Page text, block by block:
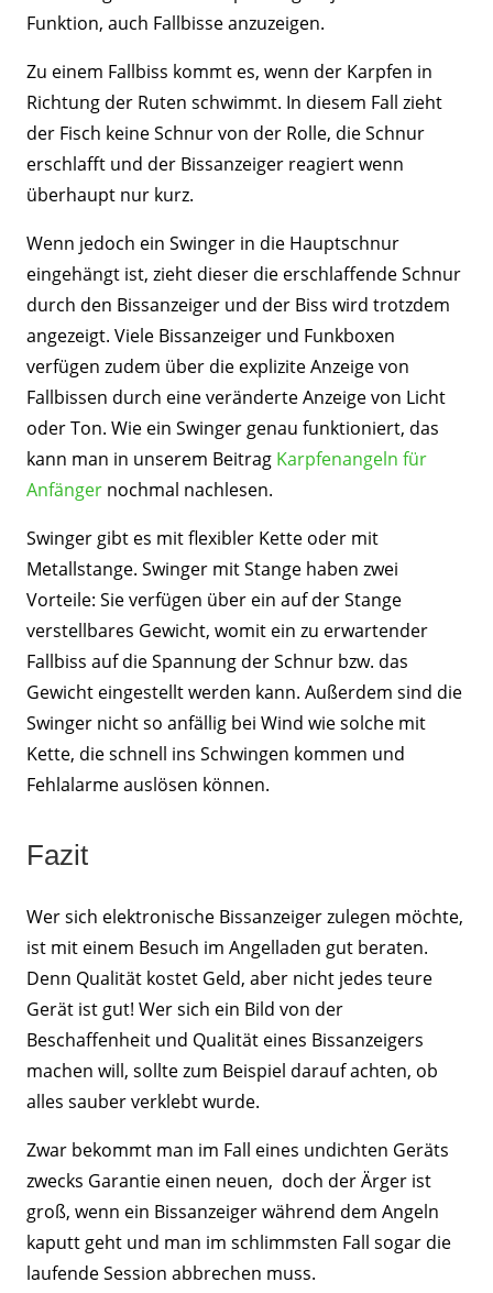
Funktion, auch Fallbisse anzuzeigen.
Zu einem Fallbiss kommt es, wenn der Karpfen in
Richtung der Ruten schwimmt. In diesem Fall zieht
der Fisch keine Schnur von der Rolle, die Schnur
erschlafft und der Bissanzeiger reagiert wenn
überhaupt nur kurz.
Wenn jedoch ein Swinger in die Hauptschnur
eingehängt ist, zieht dieser die erschlaffende Schnur
durch den Bissanzeiger und der Biss wird trotzdem
angezeigt. Viele Bissanzeiger und Funkboxen
verfügen zudem über die explizite Anzeige von
Fallbissen durch eine veränderte Anzeige von Licht
oder Ton. Wie ein Swinger genau funktioniert, das
kann man in unserem Beitrag Karpfenangeln für
Anfänger nochmal nachlesen.
Swinger gibt es mit flexibler Kette oder mit
Metallstange. Swinger mit Stange haben zwei
Vorteile: Sie verfügen über ein auf der Stange
verstellbares Gewicht, womit ein zu erwartender
Fallbiss auf die Spannung der Schnur bzw. das
Gewicht eingestellt werden kann. Außerdem sind die
Swinger nicht so anfällig bei Wind wie solche mit
Kette, die schnell ins Schwingen kommen und
Fehlalarme auslösen können.
Fazit
Wer sich elektronische Bissanzeiger zulegen möchte,
ist mit einem Besuch im Angelladen gut beraten.
Denn Qualität kostet Geld, aber nicht jedes teure
Gerät ist gut! Wer sich ein Bild von der
Beschaffenheit und Qualität eines Bissanzeigers
machen will, sollte zum Beispiel darauf achten, ob
alles sauber verklebt wurde.
Zwar bekommt man im Fall eines undichten Geräts
zwecks Garantie einen neuen, doch der Ärger ist
groß, wenn ein Bissanzeiger während dem Angeln
kaputt geht und man im schlimmsten Fall sogar die
laufende Session abbrechen muss.